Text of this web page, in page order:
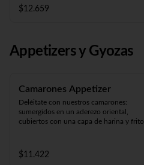
palta).
Panko Ebi 10 piezas (camarón, queso y
$12.659
Appetizers y Gyozas
Camarones Appetizer
Deléitate con nuestros camarones:
sumergidos en un aderezo oriental,
cubiertos con una capa de harina y fritos
de cinco unidades repletas de sabor!
$11.422